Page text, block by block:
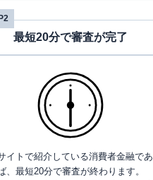
最短20分で審査が完了
イトで紹介している消費者金融であ
、最短20分で審査が終わります。